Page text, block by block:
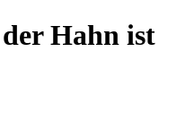
Hahn ist